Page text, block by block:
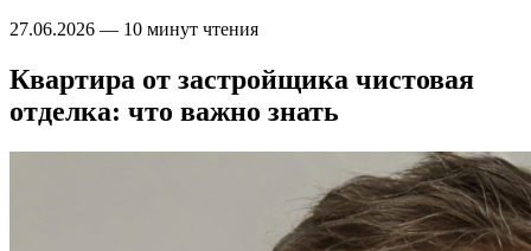
27.06.2026 — 10 минут чтения
Квартира от застройщика чистовая
отделка: что важно знать